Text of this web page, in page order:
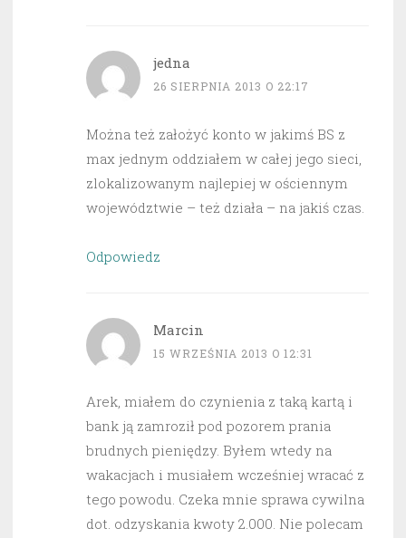
jedna
26 SIERPNIA 2013 O 22:17
Można też założyć konto w jakimś BS z
max jednym oddziałem w całej jego sieci,
zlokalizowanym najlepiej w ościennym
województwie – też działa – na jakiś czas.
Odpowiedz
Marcin
15 WRZEŚNIA 2013 O 12:31
Arek, miałem do czynienia z taką kartą i
bank ją zamroził pod pozorem prania
brudnych pieniędzy. Byłem wtedy na
wakacjach i musiałem wcześniej wracać z
tego powodu. Czeka mnie sprawa cywilna
dot. odzyskania kwoty 2.000. Nie polecam